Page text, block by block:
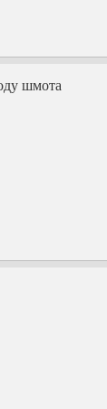
шмота